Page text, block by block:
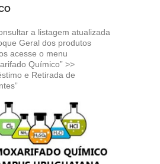
a listagem atualizada
Geral dos produtos
acesse o menu
Químico” >>
e Retirada de